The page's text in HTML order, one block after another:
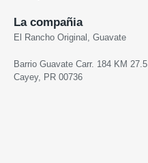
La compañia
El Rancho Original, Guavate
Barrio Guavate Carr. 184 KM 27.5
Cayey, PR 00736